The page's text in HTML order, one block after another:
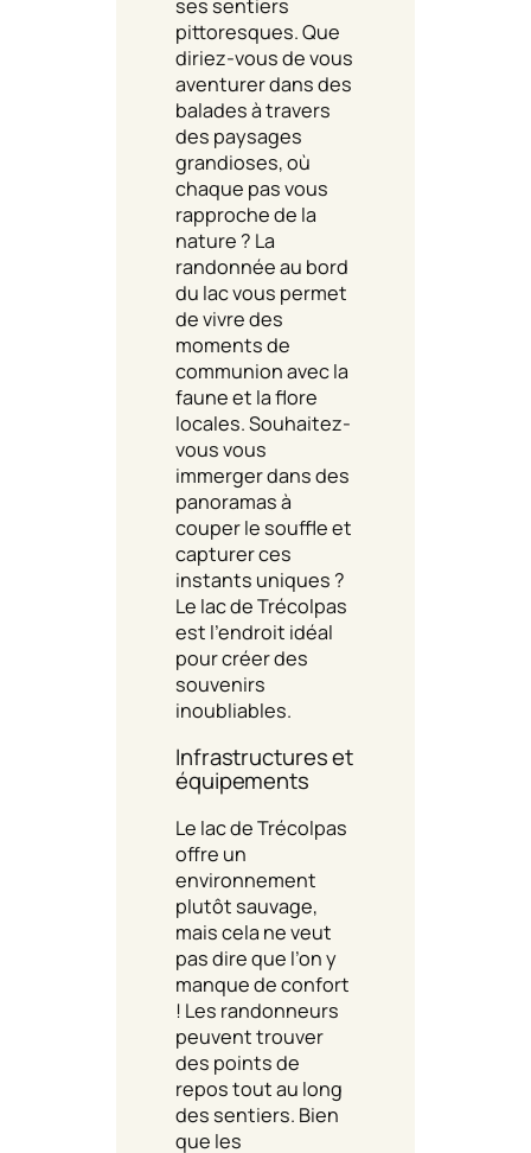
ses sentiers
pittoresques. Que
diriez-vous de vous
aventurer dans des
balades à travers
des paysages
grandioses, où
chaque pas vous
rapproche de la
nature ? La
randonnée au bord
du lac vous permet
de vivre des
moments de
communion avec la
faune et la flore
locales. Souhaitez-
vous vous
immerger dans des
panoramas à
couper le souffle et
capturer ces
instants uniques ?
Le lac de Trécolpas
est l’endroit idéal
pour créer des
souvenirs
inoubliables.
Infrastructures et
équipements
Le lac de Trécolpas
offre un
environnement
plutôt sauvage,
mais cela ne veut
pas dire que l’on y
manque de confort
! Les randonneurs
peuvent trouver
des points de
repos tout au long
des sentiers. Bien
que les